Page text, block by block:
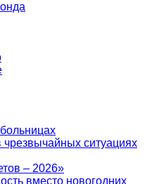
ситуациях
– 2026»
вместо новогодних